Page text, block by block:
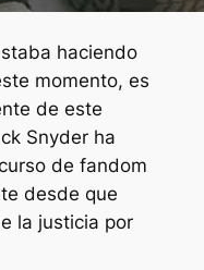
haciendo
momento, es
de este
Snyder ha
de fandom
desde que
la justicia por